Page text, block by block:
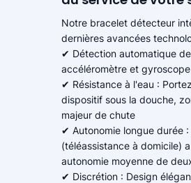
Notre bracelet détecteur
dernières avancées
✔ Détection automatique
accéléromètre et gyroscope
✔ Résistance à l'eau :
dispositif sous la douche,
majeur de chute
✔ Autonomie longue durée
(téléassistance à domicile)
autonomie moyenne de
✔ Discrétion : Design